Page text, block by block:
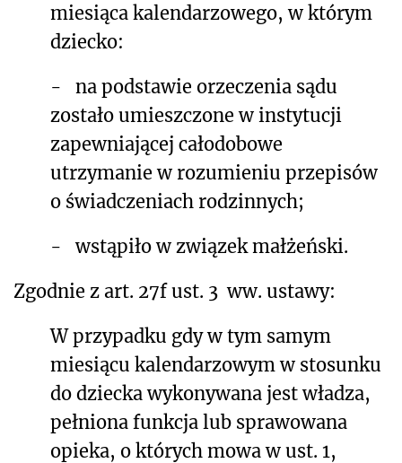
miesiąca kalendarzowego, w którym
dziecko:
-
na podstawie orzeczenia sądu
zostało umieszczone w instytucji
zapewniającej całodobowe
utrzymanie w rozumieniu przepisów
o świadczeniach rodzinnych;
- wstąpiło w związek małżeński.
Zgodnie z art. 27f ust. 3 ww. ustawy:
W przypadku gdy w tym samym
miesiącu kalendarzowym w stosunku
do dziecka wykonywana jest władza,
pełniona funkcja lub sprawowana
opieka, o których mowa w ust. 1,